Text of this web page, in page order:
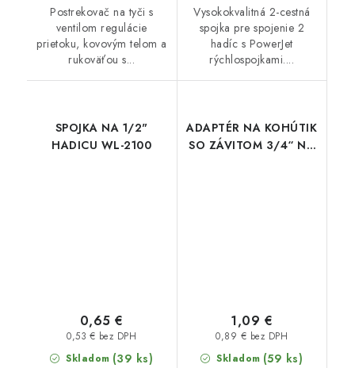
Postrekovač na tyči s
ventilom regulácie
prietoku, kovovým telom a
rukoväťou s...
Vysokokvalitná 2-cestná
spojka pre spojenie 2
hadíc s PowerJet
rýchlospojkami....
SPOJKA NA 1/2"
HADICU WL-2100
Skladom (39 ks)
0,53 € bez DPH
0,65 €
ADAPTÉR NA KOHÚTIK
SO ZÁVITOM 3/4“ NA
Skladom (59 ks)
0,89 € bez DPH
1,09 €